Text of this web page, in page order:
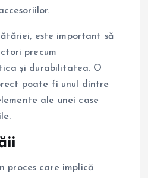
este important să
precum
și durabilitatea. O
poate fi unul dintre
ale unei case
proces care implică